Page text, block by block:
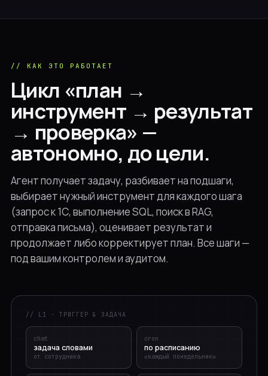
// КАК ЭТО РАБОТАЕТ
Цикл «план →
инструмент → результат
→ проверка» —
автономно, до цели.
Агент получает задачу, разбивает на подшаги,
выбирает нужный инструмент для каждого шага
(запрос к 1С, выполнение SQL, поиск в RAG,
отправка письма), оценивает результат и
продолжает либо корректирует план. Все шаги —
под вашим контролем и аудитом.
// L1 · ТРИГГЕР & ЗАДАЧА
chat
задача словами
от сотрудника
cron
по расписанию
«каждый понедельник»